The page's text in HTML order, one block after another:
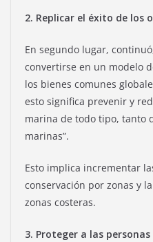
2. Replicar el éxito de los
En segundo lugar,
convertirse en un modelo
los bienes comunes
esto significa prevenir y
marina de todo tipo, tanto
marinas”.
Esto implica incrementar
conservación por zonas y
zonas costeras.
3. Proteger a las personas